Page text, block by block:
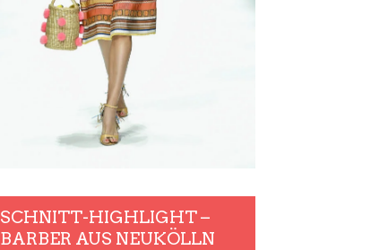
SCHNITT-HIGHLIGHT –
BARBER AUS NEUKÖLLN